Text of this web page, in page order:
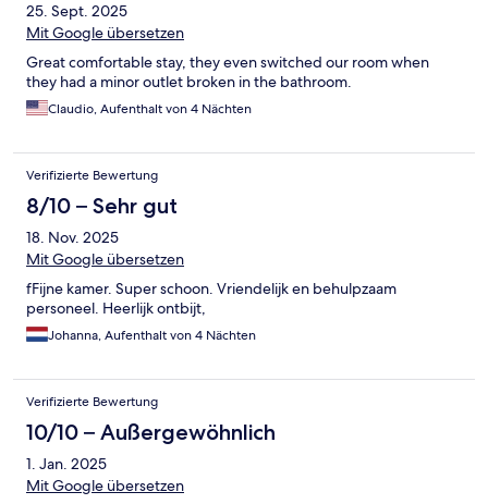
25. Sept. 2025
Mit Google übersetzen
Great comfortable stay, they even switched our room when
they had a minor outlet broken in the bathroom.
Claudio, Aufenthalt von 4 Nächten
Verifizierte Bewertung
8/10 – Sehr gut
18. Nov. 2025
Mit Google übersetzen
fFijne kamer. Super schoon. Vriendelijk en behulpzaam
personeel. Heerlijk ontbijt,
Johanna, Aufenthalt von 4 Nächten
Verifizierte Bewertung
10/10 – Außergewöhnlich
1. Jan. 2025
Mit Google übersetzen